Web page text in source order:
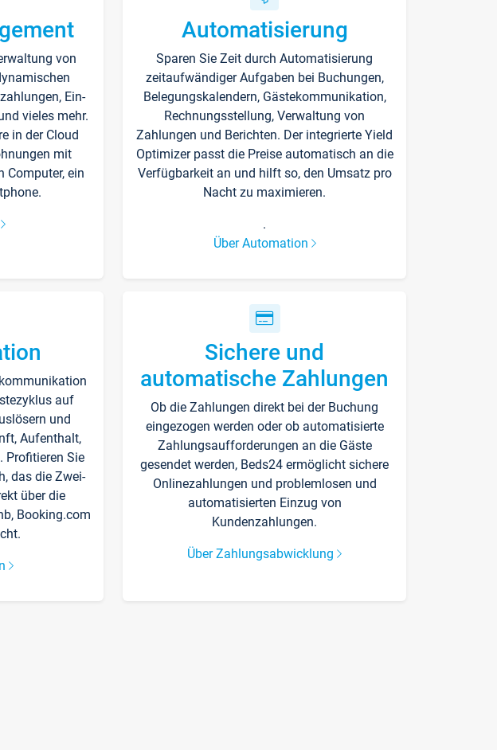
von
Ein-
vieles mehr.
in der Cloud
mit
Computer, ein
Automatisierung
Sparen Sie Zeit durch Automatisierung
zeitaufwändiger Aufgaben bei Buchungen,
Belegungskalendern, Gästekommunikation,
Rechnungsstellung, Verwaltung von
Zahlungen und Berichten. Der integrierte Yield
Optimizer passt die Preise automatisch an die
Verfügbarkeit an und hilft so, den Umsatz pro
Nacht zu maximieren.
.
Über Automation
auf
und
Aufenthalt,
Profitieren Sie
das die Zwei-
über die
Booking.com
Sichere und
automatische Zahlungen
Ob die Zahlungen direkt bei der Buchung
eingezogen werden oder ob automatisierte
Zahlungsaufforderungen an die Gäste
gesendet werden, Beds24 ermöglicht sichere
Onlinezahlungen und problemlosen und
automatisierten Einzug von
Kundenzahlungen.
Über Zahlungsabwicklung